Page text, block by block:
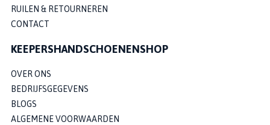
RUILEN & RETOURNEREN
CONTACT
KEEPERSHANDSCHOENENSHOP
OVER ONS
BEDRIJFSGEGEVENS
BLOGS
ALGEMENE VOORWAARDEN